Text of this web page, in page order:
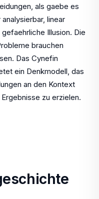
als gaebe es
linear
Illusion. Die
brauchen
Das Cynefin
ein Denkmodell, das
an den Kontext
zu erzielen.